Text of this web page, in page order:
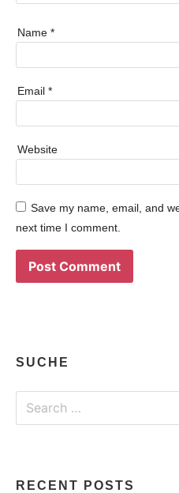
Name *
Email *
Website
Save my name, email, and
next time I comment.
SUCHE
Search
RECENT POSTS